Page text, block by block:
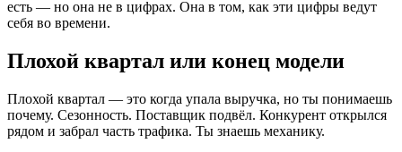
есть — но она не в цифрах. Она в том, как эти цифры ведут
себя во времени.
Плохой квартал или конец модели
Плохой квартал — это когда упала выручка, но ты понимаешь
почему. Сезонность. Поставщик подвёл. Конкурент открылся
рядом и забрал часть трафика. Ты знаешь механику.